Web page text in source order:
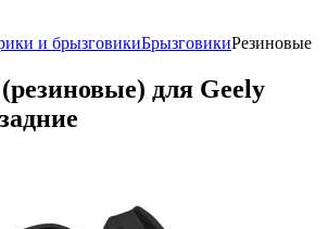
и брызговикиБрызговикиРезиновые
для Geely